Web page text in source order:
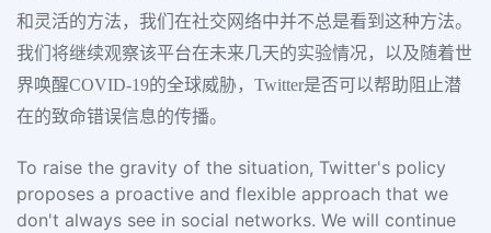
和灵活的方法，我们在社交网络中并不总是看到这种方法。
我们将继续观察该平台在未来几天的实验情况，以及随着世
界唤醒COVID-19的全球威胁，Twitter是否可以帮助阻止潜
在的致命错误信息的传播。
To raise the gravity of the situation, Twitter's policy
proposes a proactive and flexible approach that we
don't always see in social networks. We will continue